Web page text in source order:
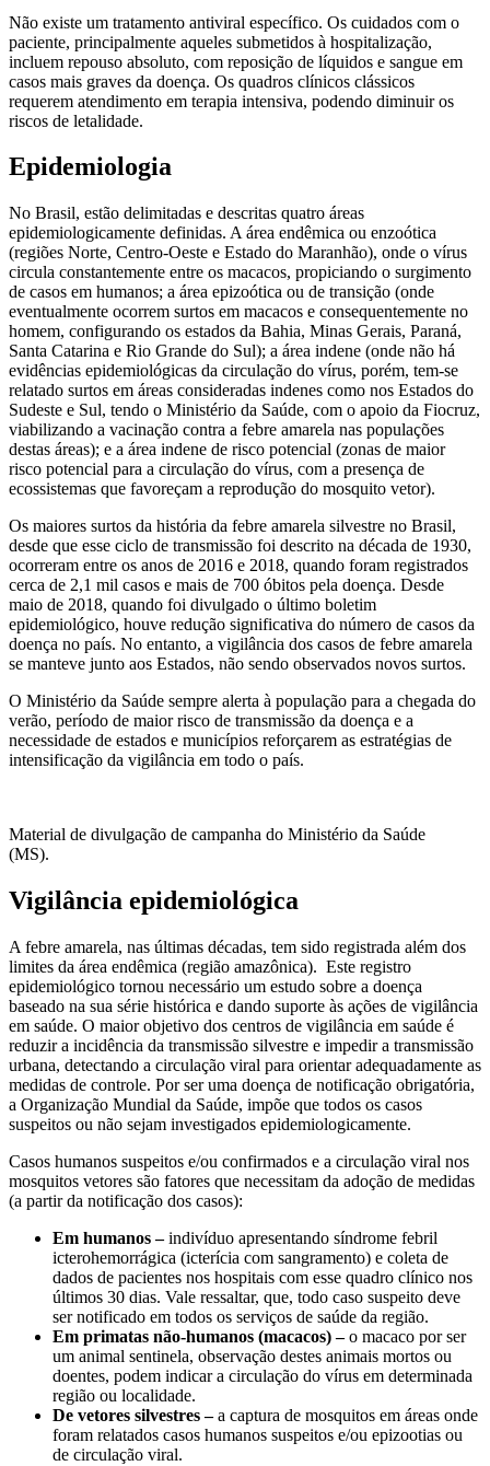
Não existe um tratamento antiviral específico. Os cuidados com o
paciente, principalmente aqueles submetidos à hospitalização,
incluem repouso absoluto, com reposição de líquidos e sangue em
casos mais graves da doença. Os quadros clínicos clássicos
requerem atendimento em terapia intensiva, podendo diminuir os
riscos de letalidade.
Epidemiologia
No Brasil, estão delimitadas e descritas quatro áreas
epidemiologicamente definidas. A área endêmica ou enzoótica
(regiões Norte, Centro-Oeste e Estado do Maranhão), onde o vírus
circula constantemente entre os macacos, propiciando o surgimento
de casos em humanos; a área epizoótica ou de transição (onde
eventualmente ocorrem surtos em macacos e consequentemente no
homem, configurando os estados da Bahia, Minas Gerais, Paraná,
Santa Catarina e Rio Grande do Sul); a área indene (onde não há
evidências epidemiológicas da circulação do vírus, porém, tem-se
relatado surtos em áreas consideradas indenes como nos Estados do
Sudeste e Sul, tendo o Ministério da Saúde, com o apoio da Fiocruz,
viabilizando a vacinação contra a febre amarela nas populações
destas áreas); e a área indene de risco potencial (zonas de maior
risco potencial para a circulação do vírus, com a presença de
ecossistemas que favoreçam a reprodução do mosquito vetor).
Os maiores surtos da história da febre amarela silvestre no Brasil,
desde que esse ciclo de transmissão foi descrito na década de 1930,
ocorreram entre os anos de 2016 e 2018, quando foram registrados
cerca de 2,1 mil casos e mais de 700 óbitos pela doença. Desde
maio de 2018, quando foi divulgado o último boletim
epidemiológico, houve redução significativa do número de casos da
doença no país. No entanto, a vigilância dos casos de febre amarela
se manteve junto aos Estados, não sendo observados novos surtos.
O Ministério da Saúde sempre alerta à população para a chegada do
verão, período de maior risco de transmissão da doença e a
necessidade de estados e municípios reforçarem as estratégias de
intensificação da vigilância em todo o país.
Material de divulgação de campanha do Ministério da Saúde
(MS).
Vigilância epidemiológica
A febre amarela, nas últimas décadas, tem sido registrada além dos
limites da área endêmica (região amazônica). Este registro
epidemiológico tornou necessário um estudo sobre a doença
baseado na sua série histórica e dando suporte às ações de vigilância
em saúde. O maior objetivo dos centros de vigilância em saúde é
reduzir a incidência da transmissão silvestre e impedir a transmissão
urbana, detectando a circulação viral para orientar adequadamente as
medidas de controle. Por ser uma doença de notificação obrigatória,
a Organização Mundial da Saúde, impõe que todos os casos
suspeitos ou não sejam investigados epidemiologicamente.
Casos humanos suspeitos e/ou confirmados e a circulação viral nos
mosquitos vetores são fatores que necessitam da adoção de medidas
(a partir da notificação dos casos):
Em humanos –indivíduo apresentando síndrome febril
icterohemorrágica (icterícia com sangramento) e coleta de
dados de pacientes nos hospitais com esse quadro clínico nos
últimos 30 dias. Vale ressaltar, que, todo caso suspeito deve
ser notificado em todos os serviços de saúde da região.
Em primatas não-humanos (macacos) –o macaco por ser
um animal sentinela, observação destes animais mortos ou
doentes, podem indicar a circulação do vírus em determinada
região ou localidade.
De vetores silvestres –a captura de mosquitos em áreas onde
foram relatados casos humanos suspeitos e/ou epizootias ou
de circulação viral.